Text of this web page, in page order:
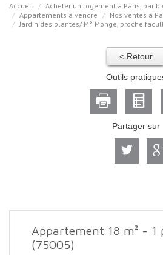
Accueil
Acheter un logement à Paris, par
Appartements à vendre
Nos ventes à
Jardin des plantes/ M° Monge, proche
< Retour
Outils
Partager sur
Appartement 18 m² - 1
(75005)